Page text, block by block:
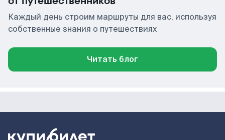
Каждый день строим маршруты для вас, используя
собственные знания о путешествиях
Читать блог